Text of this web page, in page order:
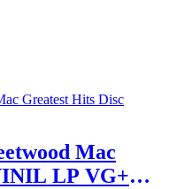
Mac